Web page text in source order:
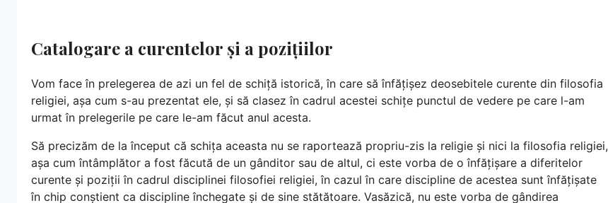
Catalogare a curentelor și a pozițiilor
Vom face în prelegerea de azi un fel de schiță istorică, în care să înfățișez deosebitele curente din filosofia
religiei, așa cum s-au prezentat ele, și să clasez în cadrul acestei schițe punctul de vedere pe care l-am
urmat în prelegerile pe care le-am făcut anul acesta.
Să precizăm de la început că schița aceasta nu se raportează propriu-zis la religie și nici la filosofia religiei,
așa cum întâmplător a fost făcută de un gânditor sau de altul, ci este vorba de o înfățișare a diferitelor
curente și poziții în cadrul disciplinei filosofiei religiei, în cazul în care discipline de acestea sunt înfățișate
în chip conștient ca discipline închegate și de sine stătătoare. Vasăzică, nu este vorba de gândirea